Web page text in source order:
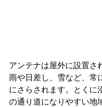
アンテナは屋外に設置さ
雨や日差し、雪など、常
にさらされます。とくに
の通り道になりやすい地